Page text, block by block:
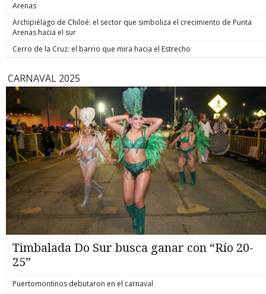
Criteria
bajando
situación
estará
Arenas
Archipiélago de Chiloé: el sector que simboliza el crecimiento de Punta
Arenas hacia el sur
Cerro de la Cruz: el barrio que mira hacia el Estrecho
CARNAVAL 2025
Timbalada Do Sur busca ganar con “Río 20-
25”
Puertomontinos debutaron en el carnaval